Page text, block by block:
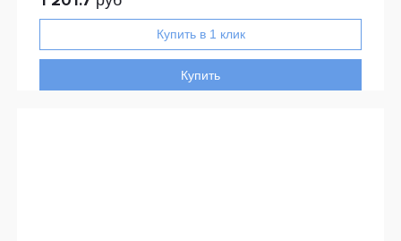
Купить